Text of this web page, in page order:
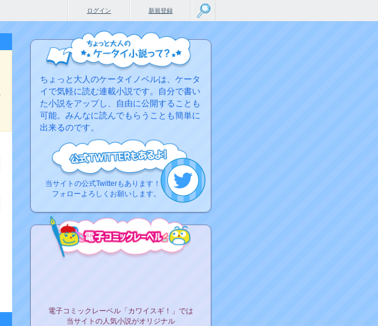
新規登録
ログイン
ちょっと大人のケータイノベルは、ケータ
イで気軽に読む連載小説です。自分で書い
た小説をアップし、自由に公開することも
可能。みんなに読んでもらうことも簡単に
出来るのです。
当サイトの公式Twitterもあります！
フォローよろしくお願いします。
電子コミックレーベル「カワイスギ！」では
当サイトの人気小説がオリジナル